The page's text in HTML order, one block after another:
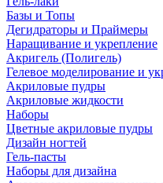
Базы и Топы
Дегидраторы и Праймеры
Наращивание и укрепление
Акригель (Полигель)
Гелевое моделирование и
Акриловые пудры
Акриловые жидкости
Наборы
Цветные акриловые пудры
Дизайн ногтей
Гель-пасты
Наборы для дизайна